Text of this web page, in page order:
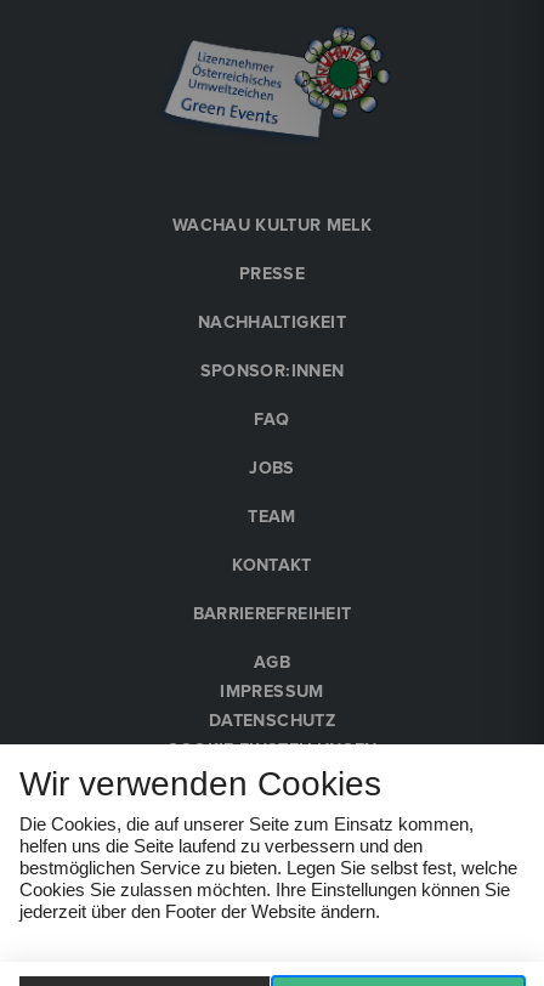
Wir verwenden Cookies
Die Cookies, die auf unserer Seite zum Einsatz kommen,
helfen uns die Seite laufend zu verbessern und den
bestmöglichen Service zu bieten. Legen Sie selbst fest, welche
Cookies Sie zulassen möchten. Ihre Einstellungen können Sie
jederzeit über den Footer der Website ändern.
Jugendjazzorchester NÖ
>jazzpolice - on a mission for groove<
Tischlerei Melk Kulturwerkstatt
Ensemble Ekphrasis
>Kokoschka - Malerei und Lyrik vertont<
Tischlerei Melk Kulturwerkstatt
Tickets buchen
€25
202611:00 Uhr
WACHAU KULTUR MELK
PRESSE
NACHHALTIGKEIT
SPONSOR:INNEN
FAQ
JOBS
TEAM
KONTAKT
BARRIEREFREIHEIT
© Wachau Kultur Melk 2026
AGB
IMPRESSUM
DATENSCHUTZ
COOKIE-EINSTELLUNGEN
HINWEISGEBER:INNEN